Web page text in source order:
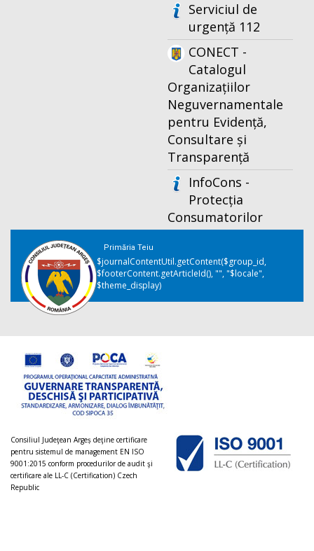
Serviciul de
urgență 112
CONECT -
Catalogul
Organizațiilor
Neguvernamentale
pentru Evidență,
Consultare și
Transparență
InfoCons -
Protecția
Consumatorilor
Primăria Teiu
$journalContentUtil.getContent($group_id,
$footerContent.getArticleId(), "", "$locale",
$theme_display)
Consiliul Judeţean Argeș deţine certificare
pentru sistemul de management EN ISO
9001:2015 conform procedurilor de audit şi
certificare ale LL-C (Certification) Czech
Republic